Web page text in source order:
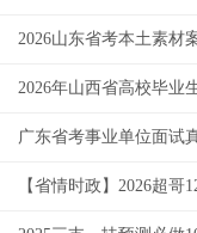
2026山东省考本土素材
2026年山西省高校毕业
广东省考事业单位面试
【省情时政】2026超哥